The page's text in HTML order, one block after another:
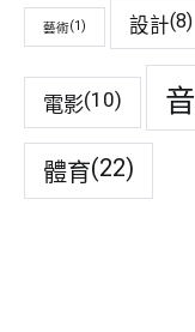
藝術(1) 設計(8)
電影(10)
體育(22)